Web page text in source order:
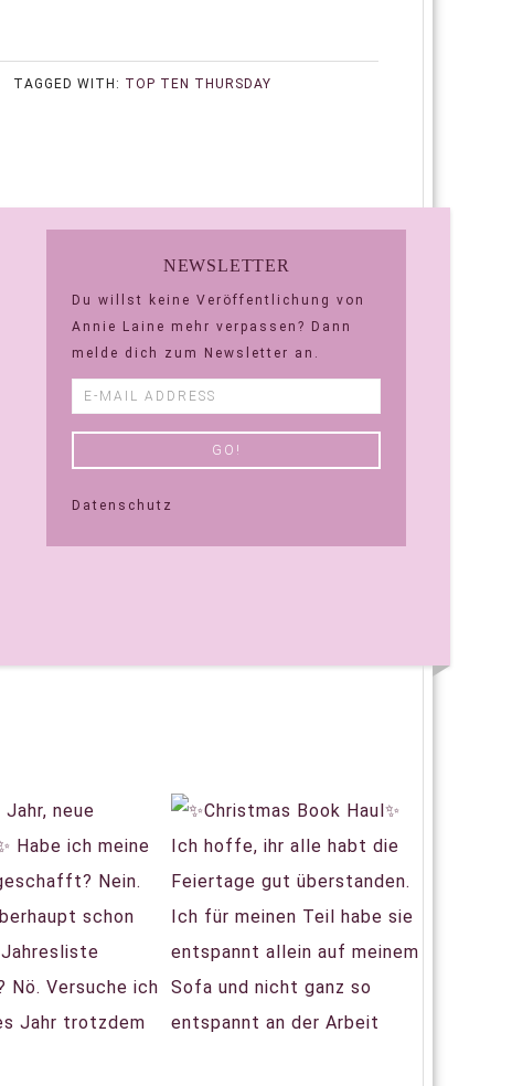
TAGGED WITH: TOP TEN THURSDAY
NEWSLETTER
Du willst keine Veröffentlichung von
Annie Laine mehr verpassen? Dann
melde dich zum Newsletter an.
Datenschutz